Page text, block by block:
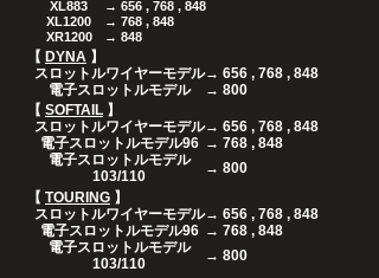
XL883
→ 656 , 768 , 848
XL1200
→ 768 , 848
XR1200
→ 848
【 DYNA 】
​スロットルワイヤーモデル→ 656 , 768 , 848
電子スロットルモデル
→ 800
【 SOFTAIL 】
​スロットルワイヤーモデル→ 656 , 768 , 848
電子スロットルモデル96 → 768 , 848
電子スロットルモデル
103/110
→ 800
【 TOURING 】
​スロットルワイヤーモデル→ 656 , 768 , 848
電子スロットルモデル96 → 768 , 848
電子スロットルモデル
103/110
→ 800